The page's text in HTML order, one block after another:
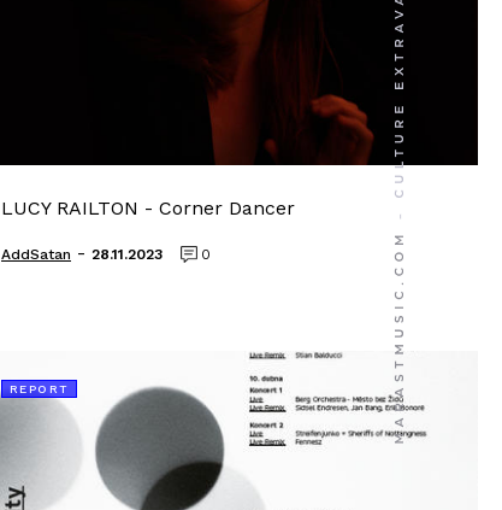
LUCY RAILTON - Corner Dancer
AddSatan - 28.11.2023 0
REPORT